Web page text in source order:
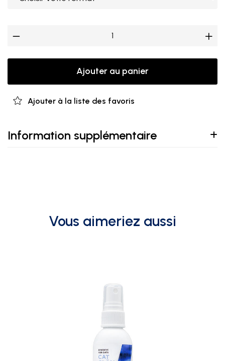
Ajouter au panier
Ajouter à la liste des favoris
Information supplémentaire
Vous aimeriez aussi